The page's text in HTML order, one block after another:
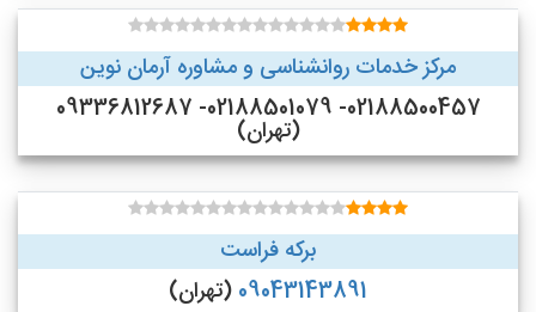
مرکز خدمات روانشناسی و مشاوره آرمان نوین
02188500457- 02188501079- 09336812687
(تهران)
برکه فراست
09043143891 (تهران)